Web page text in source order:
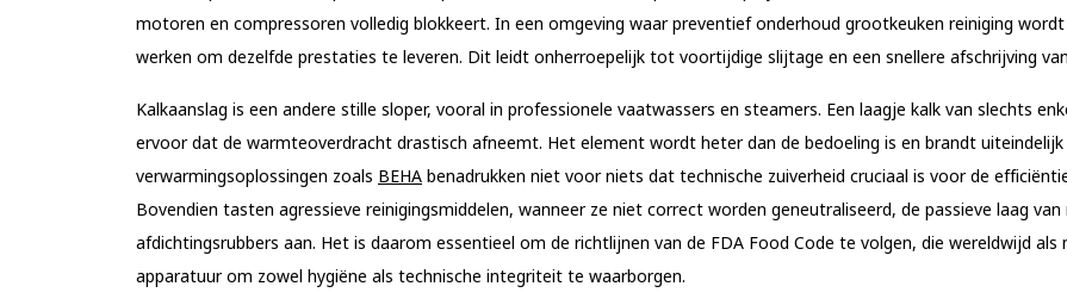
motoren en compressoren volledig blokkeert. In een omgeving waarpreventief onderhoud grootkeuken reiniging wordt
werken om dezelfde prestaties te leveren. Dit leidt onherroepelijk tot voortijdige slijtage en een snellere afschrijving
Kalkaanslag is een andere stille sloper, vooral in professionele vaatwassers en steamers. Een laagje kalk van slechts
ervoor dat de warmteoverdracht drastisch afneemt. Het element wordt heter dan de bedoeling is en brandt uiteindelijk
verwarmingsoplossingen zoals BEHA benadrukken niet voor niets dat technische zuiverheid cruciaal is voor de
Bovendien tasten agressieve reinigingsmiddelen, wanneer ze niet correct worden geneutraliseerd, de passieve laag
afdichtingsrubbers aan. Het is daarom essentieel om de richtlijnen van de FDA Food Code te volgen, die wereldwijd
apparatuur om zowel hygiëne als technische integriteit te waarborgen.